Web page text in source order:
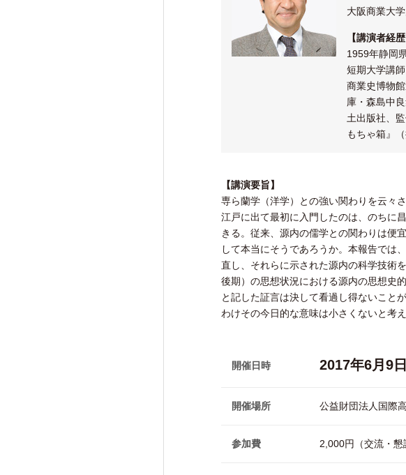
大阪商業大
【講演者経歴
1959年静岡
短期大学講
商業史博物
庫・森島中
土出版社、
もちゃ箱』
【講演要旨】
専ら蘭学（洋学）との強い関わりを云々
江戸に出て最初に入門したのは、のちに
きる。従来、源内の儒学との関わりは便
して本当にそうであろうか。本報告では
直し、それらに示された源内の科学技術
後期）の思想状況における源内の思想史
と記した証言は決して看過し得ないこと
わけその今日的な意味は小さくないと考え
開催日時 2017年6月9
開催場所 公益財団法人国際
参加費 2,000円（交流・懇